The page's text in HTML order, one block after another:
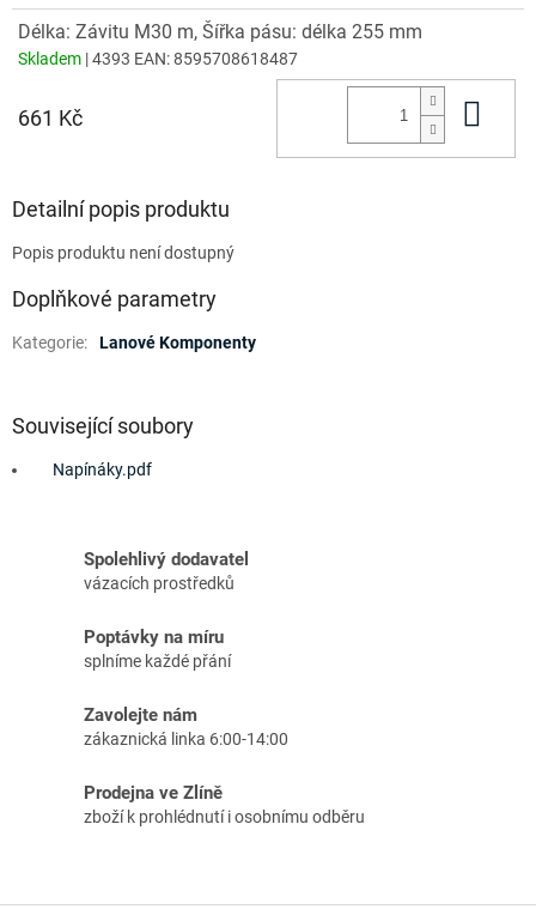
Délka: Závitu M30 m, Šířka pásu: délka 255 mm
Skladem | 4393 EAN:8595708618487
661 Kč
Detailní popis produktu
Popis produktu není dostupný
Doplňkové parametry
Kategorie: Lanové Komponenty
Související soubory
Napínáky.pdf
Spolehlivý dodavatel
vázacích prostředků
Poptávky na míru
splníme každé přání
Zavolejte nám
zákaznická linka 6:00-14:00
Prodejna ve Zlíně
zboží k prohlédnutí i osobnímu odběru